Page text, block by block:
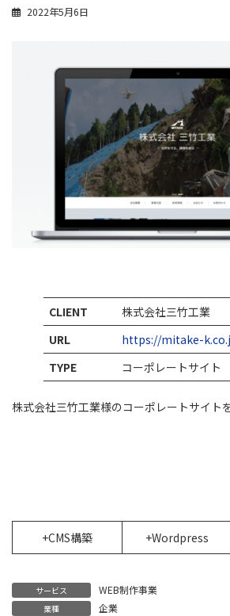
2022年5月6日
CLIENT
株式会社三竹工業
URL
https://mitake-
TYPE
コーポレートサイト
株式会社三竹工業様のコーポレートサイト
+CMS構築 +Wordpress
サービス WEB制作事業
業種 企業